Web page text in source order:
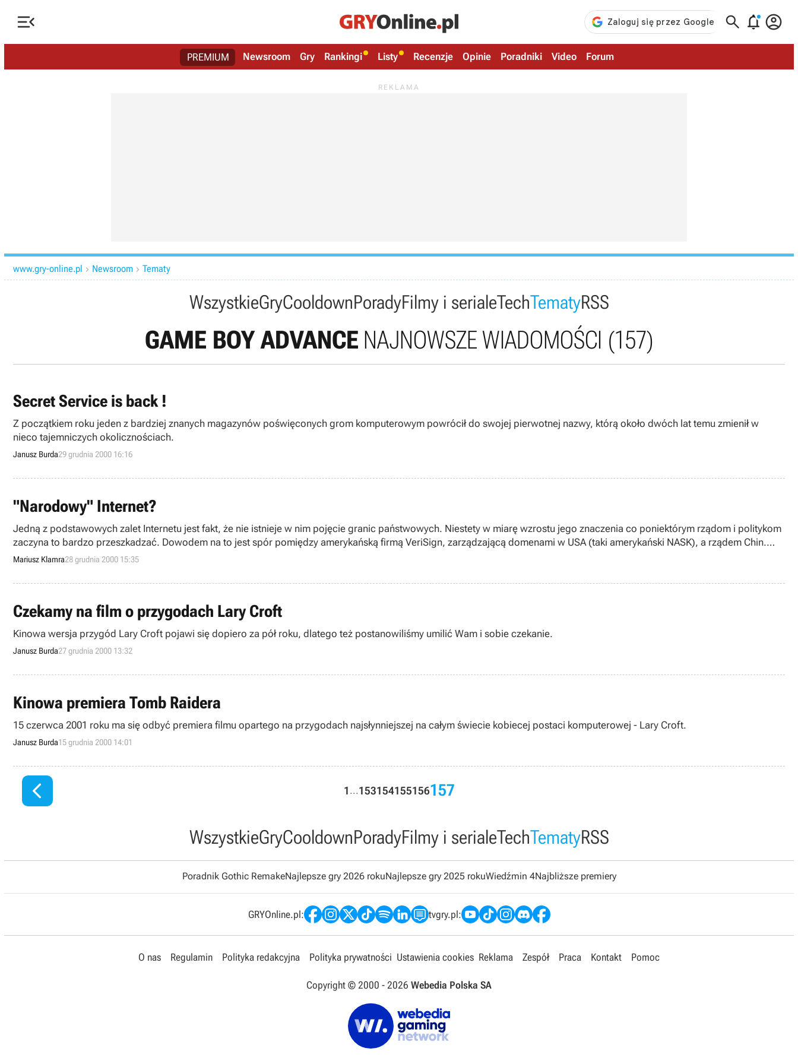
   
PREMIUM Newsroom Gry Rankingi Listy Recenzje Opinie Poradniki Video Forum
www.gry-online.pl  Newsroom  Tematy
WszystkieGryCooldownPoradyFilmy i serialeTechTematyRSS
GAME BOY ADVANCE NAJNOWSZE WIADOMOŚCI (157)
Secret Service is back !
Z początkiem roku jeden z bardziej znanych magazynów poświęconych grom komputerowym powrócił do swojej pierwotnej nazwy, którą około dwóch lat temu zmienił w
nieco tajemniczych okolicznościach.
Janusz Burda29 grudnia 2000 16:16
"Narodowy" Internet?
Jedną z podstawowych zalet Internetu jest fakt, że nie istnieje w nim pojęcie granic państwowych. Niestety w miarę wzrostu jego znaczenia co poniektórym rządom i politykom
zaczyna to bardzo przeszkadzać. Dowodem na to jest spór pomiędzy amerykańską firmą VeriSign, zarządzającą domenami w USA (taki amerykański NASK), a rządem Chin.
Spór, który może nam się wydać egzotyczny, ale w najbliższym czasie może stać się podstawą do dyskusji nad przyszłością Internetu również w Polsce.
Mariusz Klamra28 grudnia 2000 15:35
Czekamy na film o przygodach Lary Croft
Kinowa wersja przygód Lary Croft pojawi się dopiero za pół roku, dlatego też postanowiliśmy umilić Wam i sobie czekanie.
Janusz Burda27 grudnia 2000 13:32
Kinowa premiera Tomb Raidera
15 czerwca 2001 roku ma się odbyć premiera filmu opartego na przygodach najsłynniejszej na całym świecie kobiecej postaci komputerowej - Lary Croft.
Janusz Burda15 grudnia 2000 14:01
 1 ...153154155156157
WszystkieGryCooldownPoradyFilmy i serialeTechTematyRSS
Poradnik Gothic RemakeNajlepsze gry 2026 rokuNajlepsze gry 2025 rokuWiedźmin 4Najbliższe premiery
GRYOnline.pl: tvgry.pl:
O nas Regulamin Polityka redakcyjna Polityka prywatności Ustawienia cookies Reklama Zespół Praca Kontakt Pomoc
Copyright © 2000 - 2026 Webedia Polska SA